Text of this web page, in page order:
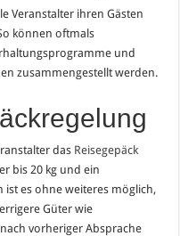
Veranstalter ihren Gästen
können oftmals
und
zusammengestellt werden.
das Reisegepäck
bis 20 kg und ein
ist es ohne weiteres möglich,
Güter wie
vorheriger Absprache